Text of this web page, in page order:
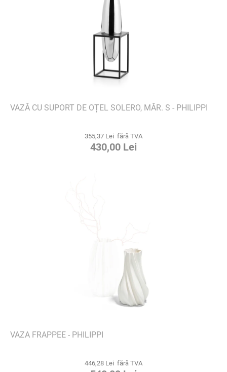
VAZĂ CU SUPORT DE OȚEL SOLERO, MĂR. S - PHILIPPI
355,37 Lei fără TVA
430,00 Lei
VAZA FRAPPEE - PHILIPPI
446,28 Lei fără TVA